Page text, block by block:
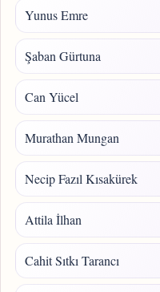
Yunus Emre
Şaban Gürtuna
Can Yücel
Murathan Mungan
Necip Fazıl Kısakürek
Attila İlhan
Cahit Sıtkı Tarancı